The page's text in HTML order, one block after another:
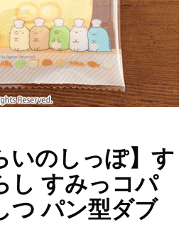
いのしっぽ】す
し すみっコパ
つ パン型ダブ